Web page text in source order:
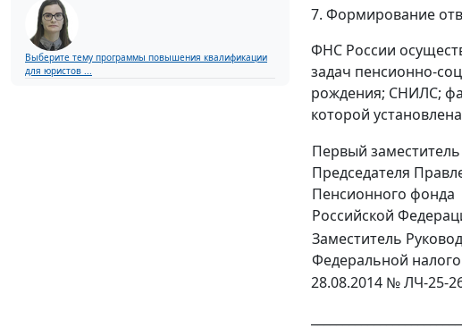
Выберите тему программы повышения квалификации
для юристов ...
7. Формирование
ФНС России
задач пенсионно-
рождения; СНИЛС;
которой
Первый заместитель
Председателя
Пенсионного фонда
Российской
Заместитель
Федеральной
28.08.2014 № ЛЧ-25-